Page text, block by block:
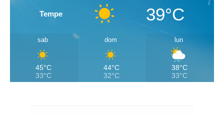
Tempe 39°C
sab
45°C
33°C
dom
44°C
32°C
lun
38°C
33°C